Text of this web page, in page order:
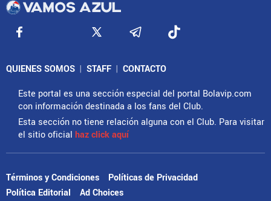
QUIENES SOMOS | STAFF | CONTACTO
Este portal es una sección especial del portal Bolavip.com
con información destinada a los fans del Club.
Esta sección no tiene relación alguna con el Club. Para visitar
el sitio oficial haz click aquí
Términos y Condiciones
Políticas de Privacidad
Política Editorial
Ad Choices